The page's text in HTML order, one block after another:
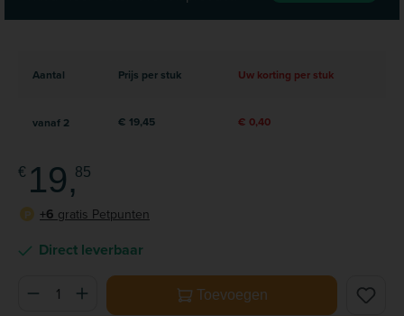
Direct leverbaar
Aantal Prijs per stuk Uw korting per stuk
vanaf 2 € 19,45 € 0,40
€ 19,85
Producthoeveelheid: Voer de gewenste hoeveelheid in of
Toevoegen
P +6 gratis Petpunten